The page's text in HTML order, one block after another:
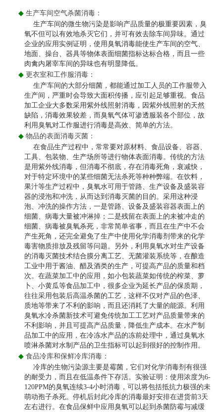
◆ 生产车间空气杀菌消毒：
生产车间的微生物污染是影响产品质量的极重要因素，臭
氧不但可以有效地杀灭它们，并可有效去除车间异味。通过
企业的应用实例证明，使用臭氧消毒能使生产车间的空气、
地面、操台、器具等物体表面细菌指标达标合格，而且一些
肉禽内屠宰车间的异味也有明显降低。
◆ 更衣室和工作服消毒：
生产车间的大部分细菌，都能通过加工人员的工作服带入
生产间，严重时会导致大面积传播，应引起足够重视。食品
加工企业大多数采用紫外线照射消毒，因紫外线照射的天然
缺陷，消毒效果较差，而臭氧气体可渗透服装各个部位，故
利用臭氧对工作服进行消毒是高效、简单的方法。
◆ 物品的表面消毒灭菌：
在食品生产过程中，常常要对原材料、食品设备、容器、
工具、包装物、生产场所等进行物体表面消毒。传统的方法
是用紫外线消毒，但消毒不彻底，存在消毒死角，衰减快，
对于特定环境中的某些细菌无法杀死等种种弊端。在饮料，
果汁等生产过程中，臭氧水可用于管路、生产设备及盛装容
器的浸泡和冲洗，从而达到消毒灭菌的目的。采用这种浸
泡、冲洗的操作方法，一是管路、设备及盛装容器表面上的
细菌、病毒大量被冲淋掉；二是残留在表面上的未被冲走的
细菌、病毒被臭氧杀死，非常简单省事，而且在生产中不会
产生死角，还完全避免了生产中使用化学消毒剂带来的化学
毒害物质排放及残留等问题。另外，利用臭氧水对生产设备
的消毒灭菌技术结合膜分离工艺、无菌灌装系统等，在酿造
工业中用于酱油、醋及酒类的生产，可提高产品的质量和档
次。在蔬菜加工中的应用，如小包装蔬菜如传统的榨菜、萝
卜、小黄瓜等食品加工中，很多企业为延长产品的保质期，
往往采用包装后高温杀菌的工艺，这样不仅对产品的色泽、
质地等带来了不利的影响，而且还消耗了大量的能源。利用
臭氧水冷杀菌新技术可避免传统加工工艺对产品质量带来的
不利影响，并且可提高产品质量，降低生产成本。在水产制
品加工中的应用，在冷冻水产品的冻前处理中，通过臭氧水
喷淋杀菌对水制产品的卫生指标可以起到很好的控制作用。
◆ 食品冷库和保鲜冷库消毒：
冷库的生物污染源主要是霉菌，它们对化学消毒剂有很强
的耐受力，而且在低温条件下存活。实验证明：使用浓度为6-
120PPM的臭氧连续3-4小时消毒，可以将包括抵抗力极强的未
萌动孢子杀死。停机后封此冷库的消毒最好安排在进货前3天
左右进行。在食品保鲜中应用臭氧可以起到杀菌防霉与减缓